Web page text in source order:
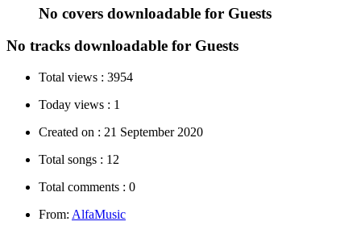
No covers downloadable for Guests
No tracks downloadable for Guests
Total views : 3954
Today views : 1
Created on : 21 September 2020
Total songs : 12
Total comments : 0
From: AlfaMusic